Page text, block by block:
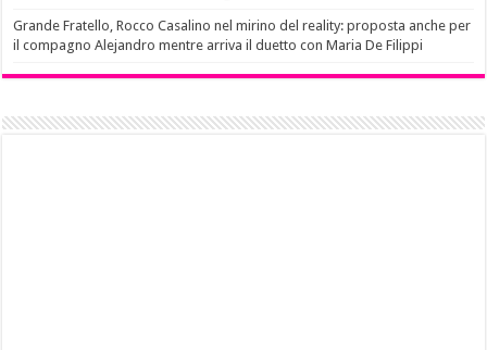
Grande Fratello, Rocco Casalino nel mirino del reality: proposta anche per
il compagno Alejandro mentre arriva il duetto con Maria De Filippi